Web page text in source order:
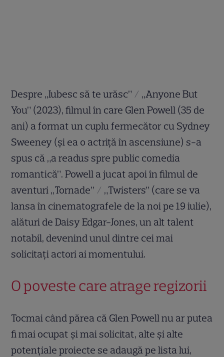
Despre „Iubesc să te urăsc” / „Anyone But
You” (2023), filmul în care Glen Powell (35 de
ani) a format un cuplu fermecător cu Sydney
Sweeney (și ea o actriță în ascensiune) s-a
spus că „a readus spre public comedia
romantică”. Powell a jucat apoi în filmul de
aventuri „Tornade” / „Twisters” (care se va
lansa în cinematografele de la noi pe 19 iulie),
alături de Daisy Edgar-Jones, un alt talent
notabil, devenind unul dintre cei mai
solicitați actori ai momentului.
O poveste care atrage regizorii
Tocmai când părea că Glen Powell nu ar putea
fi mai ocupat și mai solicitat, alte și alte
potențiale proiecte se adaugă pe lista lui,